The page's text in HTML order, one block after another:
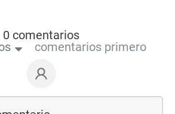
0 comentarios
comentarios primero